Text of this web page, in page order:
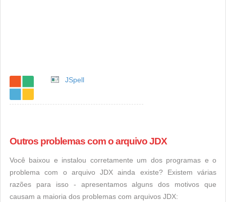
JSpell
Outros problemas com o arquivo JDX
Você baixou e instalou corretamente um dos programas e o
problema com o arquivo JDX ainda existe? Existem várias
razões para isso - apresentamos alguns dos motivos que
causam a maioria dos problemas com arquivos JDX: